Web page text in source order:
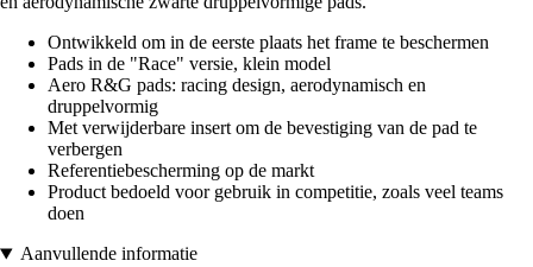
Ontwikkeld om in de eerste plaats het frame te beschermen
Pads in de "Race" versie, klein model
Aero R&G pads: racing design, aerodynamisch en
druppelvormig
Met verwijderbare insert om de bevestiging van de pad te
verbergen
Referentiebescherming op de markt
Product bedoeld voor gebruik in competitie, zoals veel teams
doen
Aanvullende informatie